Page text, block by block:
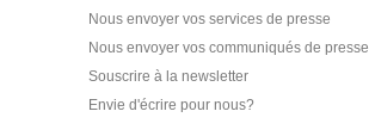
Nous envoyer vos services de presse
Nous envoyer vos communiqués de presse
Souscrire à la newsletter
Envie d'écrire pour nous?